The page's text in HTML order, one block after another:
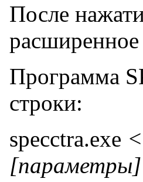
После
расширенное
Программа
строки:
specctra.exe
[параметры]